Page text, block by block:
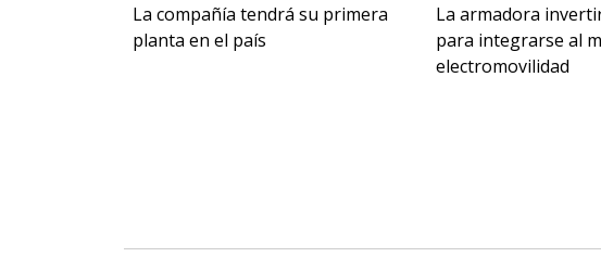
La compañía tendrá su primera
planta en el país
La armadora
para integrarse al
electromovilidad